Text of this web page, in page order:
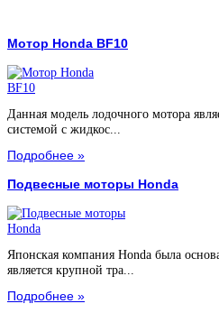
Мотор Honda BF10
Данная модель лодочного мотора
системой с жидкос...
Подробнее »
Подвесные моторы Honda
Японская компания Honda была
является крупной тра...
Подробнее »